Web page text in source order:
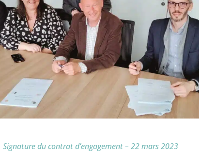
Signature du contrat d’engagement – 22 mars 2023